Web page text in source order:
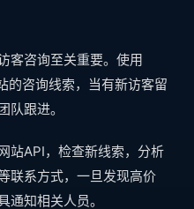
客咨询至关重要。使用
的咨询线索，当有新访客留
队跟进。
站API，检查新线索，分析
联系方式，一旦发现高价
通知相关人员。